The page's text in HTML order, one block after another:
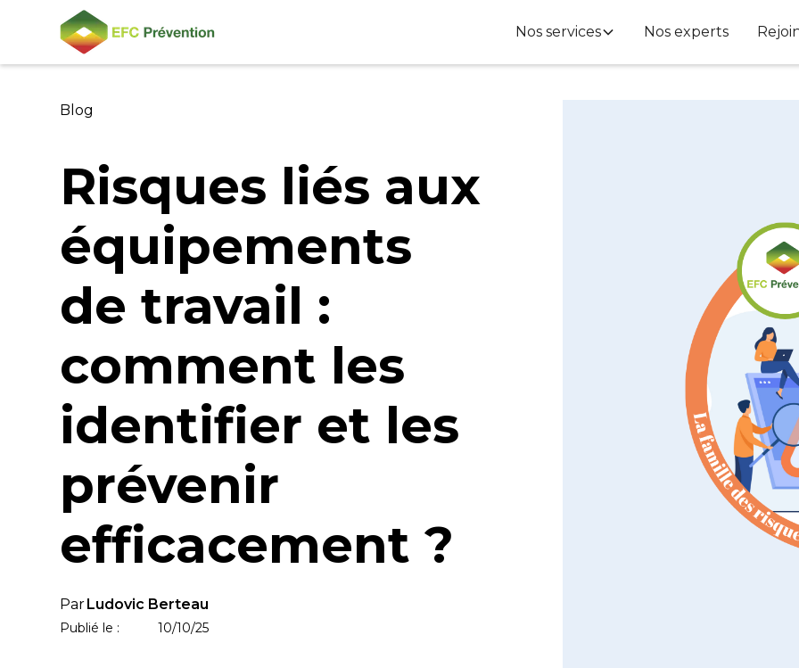
Nos services Nos experts
Blog
Risques liés aux
équipements
de travail :
comment les
identifier et les
prévenir
efficacement ?
ParLudovic Berteau
Publié le : 10/10/25